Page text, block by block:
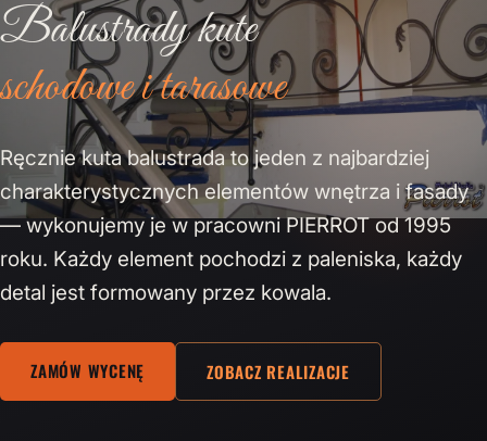
Balustrady kute
schodowe i tarasowe
Ręcznie kuta balustrada to jeden z najbardziej
charakterystycznych elementów wnętrza i fasady
— wykonujemy je w pracowni PIERROT od 1995
roku. Każdy element pochodzi z paleniska, każdy
detal jest formowany przez kowala.
ZAMÓW WYCENĘ ZOBACZ REALIZACJE